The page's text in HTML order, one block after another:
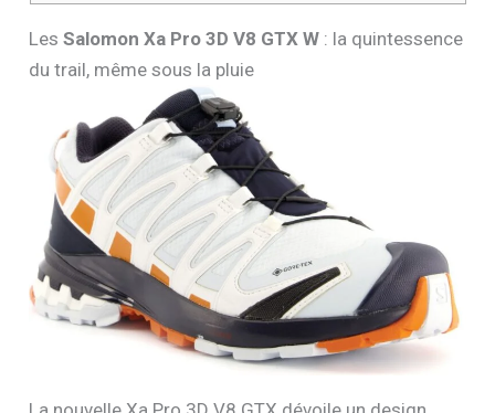
LesSalomon Xa Pro 3D V8 GTX W : la quintessence
du trail, même sous la pluie